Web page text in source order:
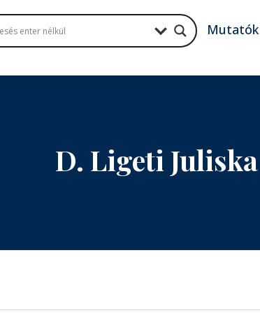
Mutatók
D. Ligeti Juliska